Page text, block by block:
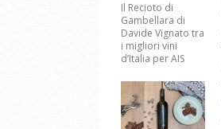
Il Recioto di
Gambellara di
Davide Vignato tra
i migliori vini
d’Italia per AIS